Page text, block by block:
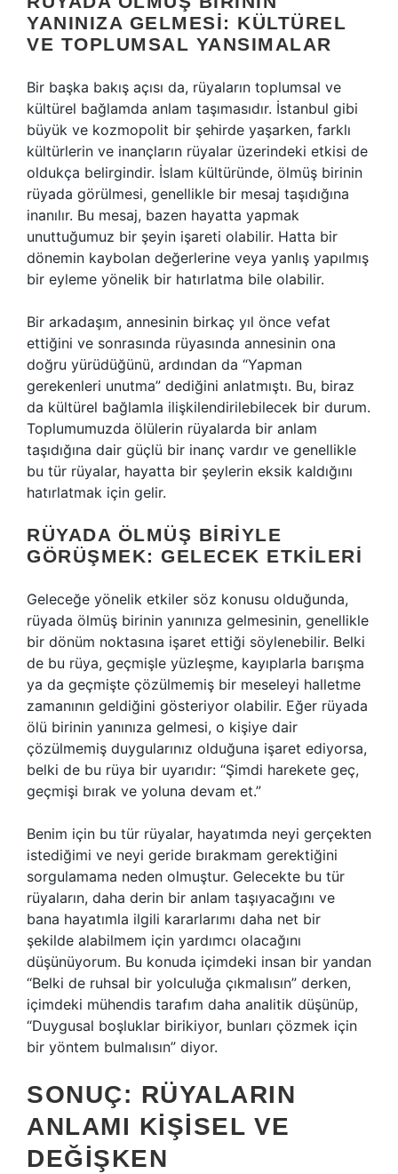
YANINIZA GELMESI: KÜLTÜREL
VE TOPLUMSAL YANSIMALAR
Bir başka bakış açısı da, rüyaların toplumsal ve
kültürel bağlamda anlam taşımasıdır. İstanbul gibi
büyük ve kozmopolit bir şehirde yaşarken, farklı
kültürlerin ve inançların rüyalar üzerindeki etkisi de
oldukça belirgindir. İslam kültüründe, ölmüş birinin
rüyada görülmesi, genellikle bir mesaj taşıdığına
inanılır. Bu mesaj, bazen hayatta yapmak
unuttuğumuz bir şeyin işareti olabilir. Hatta bir
dönemin kaybolan değerlerine veya yanlış yapılmış
bir eyleme yönelik bir hatırlatma bile olabilir.
Bir arkadaşım, annesinin birkaç yıl önce vefat
ettiğini ve sonrasında rüyasında annesinin ona
doğru yürüdüğünü, ardından da “Yapman
gerekenleri unutma” dediğini anlatmıştı. Bu, biraz
da kültürel bağlamla ilişkilendirilebilecek bir durum.
Toplumumuzda ölülerin rüyalarda bir anlam
taşıdığına dair güçlü bir inanç vardır ve genellikle
bu tür rüyalar, hayatta bir şeylerin eksik kaldığını
hatırlatmak için gelir.
RÜYADA ÖLMÜŞ BIRIYLE
GÖRÜŞMEK: GELECEK ETKILERI
Geleceğe yönelik etkiler söz konusu olduğunda,
rüyada ölmüş birinin yanınıza gelmesinin, genellikle
bir dönüm noktasına işaret ettiği söylenebilir. Belki
de bu rüya, geçmişle yüzleşme, kayıplarla barışma
ya da geçmişte çözülmemiş bir meseleyi halletme
zamanının geldiğini gösteriyor olabilir. Eğer rüyada
ölü birinin yanınıza gelmesi, o kişiye dair
çözülmemiş duygularınız olduğuna işaret ediyorsa,
belki de bu rüya bir uyarıdır: “Şimdi harekete geç,
geçmişi bırak ve yoluna devam et.”
Benim için bu tür rüyalar, hayatımda neyi gerçekten
istediğimi ve neyi geride bırakmam gerektiğini
sorgulamama neden olmuştur. Gelecekte bu tür
rüyaların, daha derin bir anlam taşıyacağını ve
bana hayatımla ilgili kararlarımı daha net bir
şekilde alabilmem için yardımcı olacağını
düşünüyorum. Bu konuda içimdeki insan bir yandan
“Belki de ruhsal bir yolculuğa çıkmalısın” derken,
içimdeki mühendis tarafım daha analitik düşünüp,
“Duygusal boşluklar birikiyor, bunları çözmek için
bir yöntem bulmalısın” diyor.
SONUÇ: RÜYALARIN
ANLAMI KIŞISEL VE
DEĞIŞKEN